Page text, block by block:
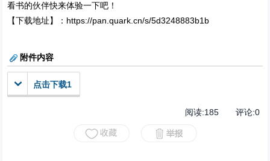
看书的伙伴快来体验一下吧！
【下载地址】：https://pan.quark.cn/s/5d3248883b1b
附件内容
点击下载1
阅读:185评论:0